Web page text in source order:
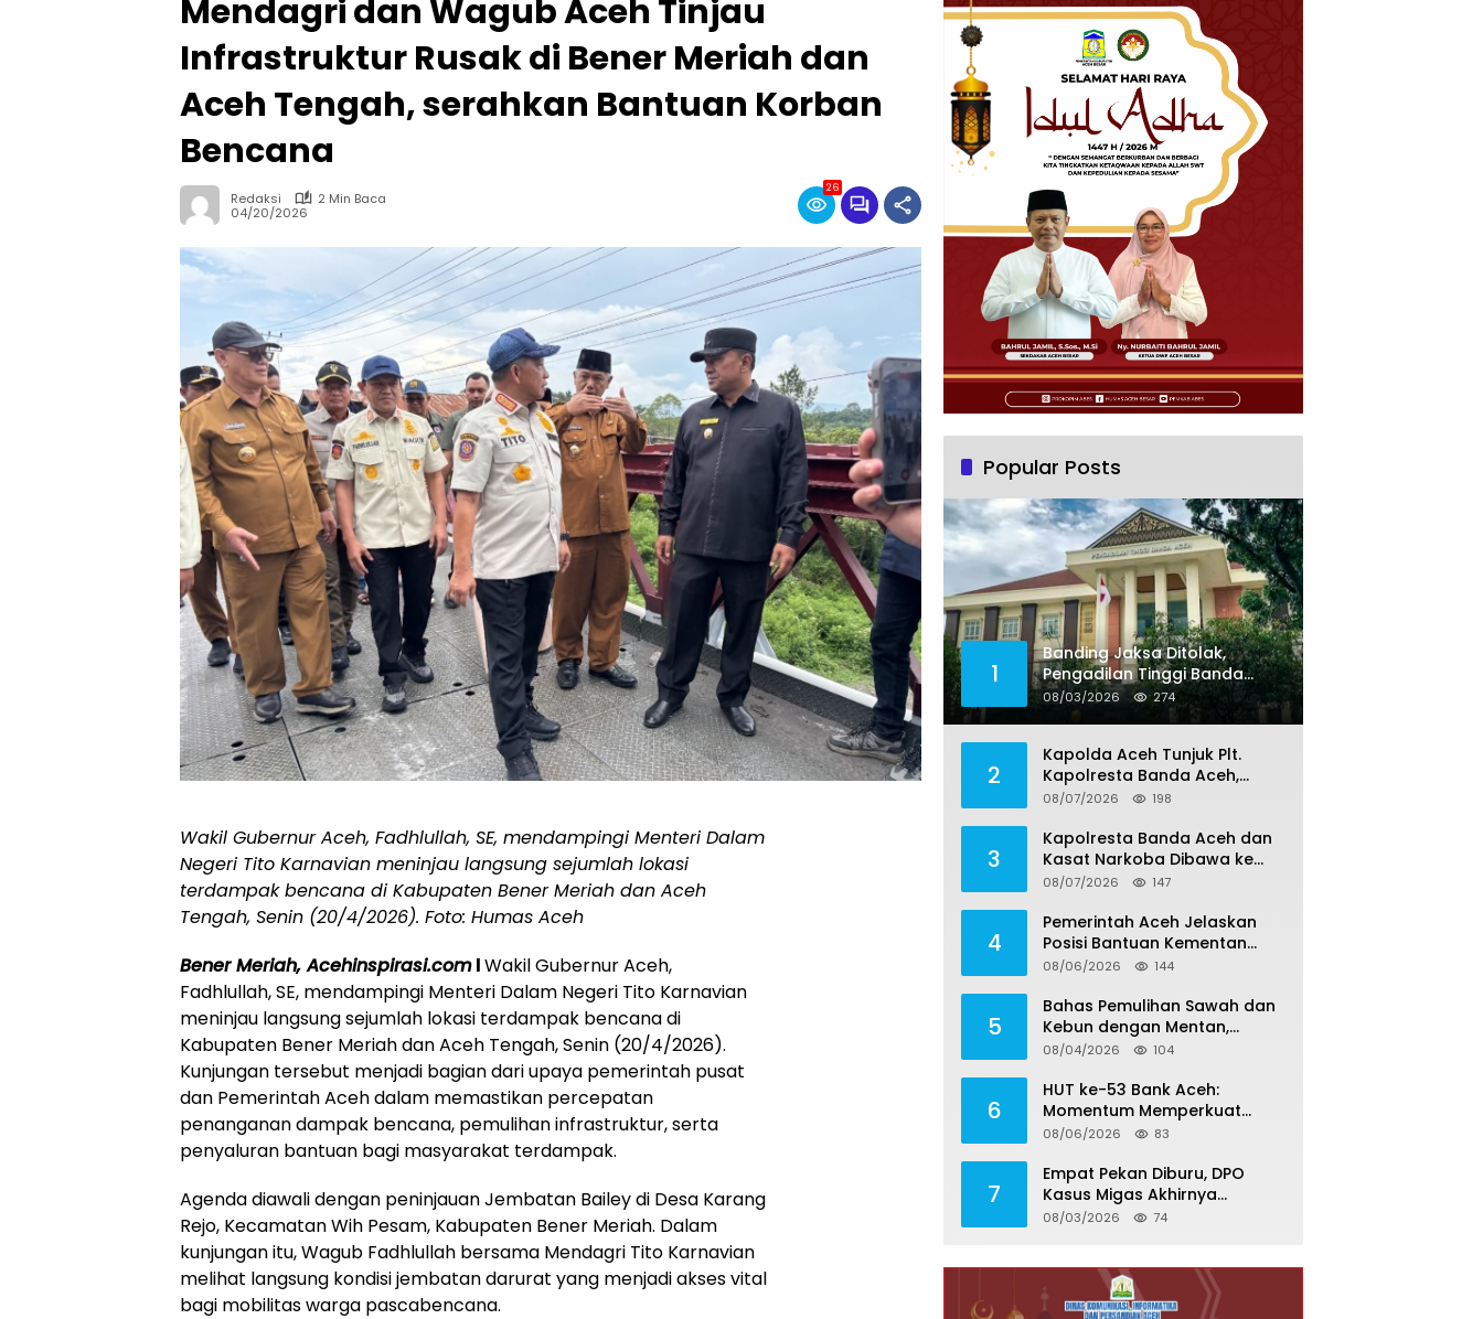
Mendagri dan Wagub Aceh Tinjau
Infrastruktur Rusak di Bener Meriah dan
Aceh Tengah, serahkan Bantuan Korban
Bencana
Redaksi
2 Min Baca
04/20/2026
26
Wakil Gubernur Aceh, Fadhlullah, SE, mendampingi Menteri Dalam
Negeri Tito Karnavian meninjau langsung sejumlah lokasi
terdampak bencana di Kabupaten Bener Meriah dan Aceh
Tengah, Senin (20/4/2026). Foto: Humas Aceh
Bener Meriah, Acehinspirasi.comlWakil Gubernur Aceh,
Fadhlullah, SE, mendampingi Menteri Dalam Negeri Tito Karnavian
meninjau langsung sejumlah lokasi terdampak bencana di
Kabupaten Bener Meriah dan Aceh Tengah, Senin (20/4/2026).
Kunjungan tersebut menjadi bagian dari upaya pemerintah pusat
dan Pemerintah Aceh dalam memastikan percepatan
penanganan dampak bencana, pemulihan infrastruktur, serta
penyaluran bantuan bagi masyarakat terdampak.
Agenda diawali dengan peninjauan Jembatan Bailey di Desa Karang
Rejo, Kecamatan Wih Pesam, Kabupaten Bener Meriah. Dalam
kunjungan itu, Wagub Fadhlullah bersama Mendagri Tito Karnavian
melihat langsung kondisi jembatan darurat yang menjadi akses vital
bagi mobilitas warga pascabencana.
Popular Posts
1
Banding Jaksa Ditolak,
Pengadilan Tinggi Banda
Aceh Tegaskan Putusan
Bebas Dua Terdakwa Korupsi
08/03/2026 274
2
Kapolda Aceh Tunjuk Plt.
Kapolresta Banda Aceh,
Kapolresta Definitif Jalani
08/07/2026 198
3
Kapolresta Banda Aceh dan
Kasat Narkoba Dibawa ke
Mabes Polri, Polri Tegaskan
dan Transparan
08/07/2026 147
4
Pemerintah Aceh Jelaskan
Posisi Bantuan Kementan
untuk Pemulihan Sawah dan
08/06/2026 144
5
Bahas Pemulihan Sawah dan
Kebun dengan Mentan,
Gubernur Mualem: Kami
08/04/2026 104
6
HUT ke-53 Bank Aceh:
Momentum Memperkuat
Amanah, Menumbuhkan
08/06/2026 83
7
Empat Pekan Diburu, DPO
Kasus Migas Akhirnya
Menyerahkan Diri ke Kejari
08/03/2026 74